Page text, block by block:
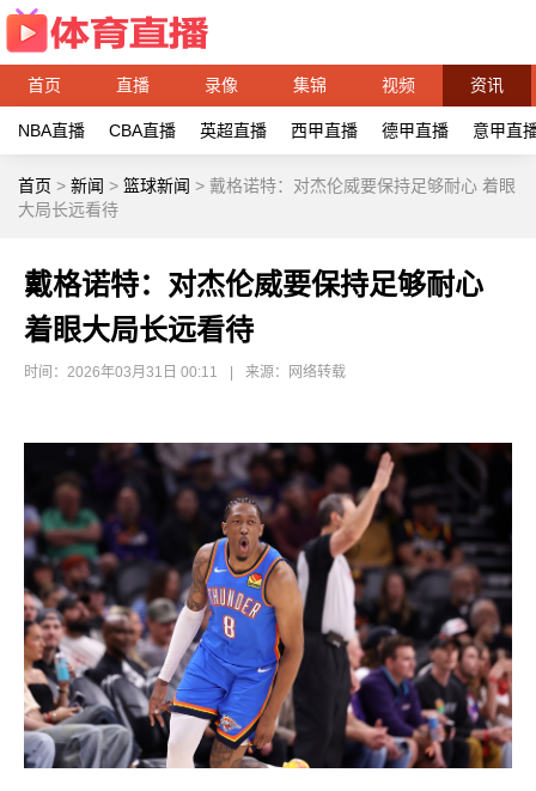
首页 直播 录像 集锦 视频 资讯
NBA直播 CBA直播 英超直播 西甲直播 德甲直播 意甲直
首页 > 新闻 > 篮球新闻 > 戴格诺特：对杰伦威要保持足够耐心 着眼
大局长远看待
戴格诺特：对杰伦威要保持足够耐心
着眼大局长远看待
时间：2026年03月31日 00:11 来源：网络转载